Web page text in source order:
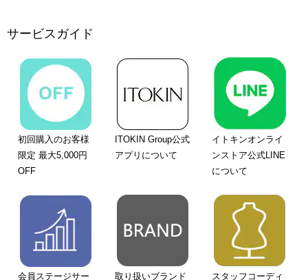
サービスガイド
初回購入のお客様
限定 最大5,000円
OFF
ITOKIN Group公式
アプリについて
イトキンオンライ
ンストア公式LINE
について
会員ステージサー
取り扱いブランド
スタッフコーディ